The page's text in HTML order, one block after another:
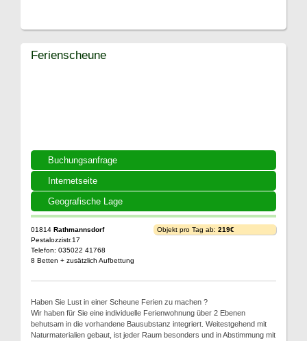
Buchungsanfrage
Internetseite
Geografische Lage
Ferienscheune
01814 Rathmannsdorf
Pestalozzistr.17
Telefon: 035022 41768
8 Betten + zusätzlich Aufbettung
Objekt pro Tag ab: 219€
Haben Sie Lust in einer Scheune Ferien zu machen ?
Wir haben für Sie eine individuelle Ferienwohnung über 2 Ebenen
behutsam in die vorhandene Bausubstanz integriert. Weitestgehend mit
Naturmaterialien gebaut, ist jeder Raum besonders und in Abstimmung mit